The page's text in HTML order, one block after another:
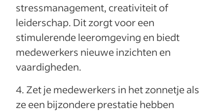
stressmanagement, creativiteit of
leiderschap. Dit zorgt voor een
stimulerende leeromgeving en biedt
medewerkers nieuwe inzichten en
vaardigheden.
4. Zet je medewerkers in het zonnetje als
ze een bijzondere prestatie hebben